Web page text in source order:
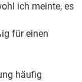
ich meinte, es
für einen
häufig